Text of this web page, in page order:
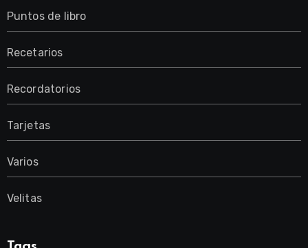
Puntos de libro
Recetarios
Recordatorios
Tarjetas
Varios
Velitas